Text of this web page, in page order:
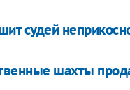
судей
шахты